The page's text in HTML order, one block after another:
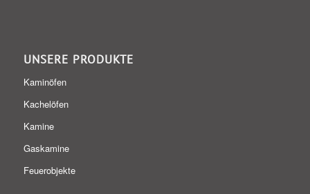
UNSERE PRODUKTE
Kaminöfen
Kachelöfen
Kamine
Gaskamine
Feuerobjekte